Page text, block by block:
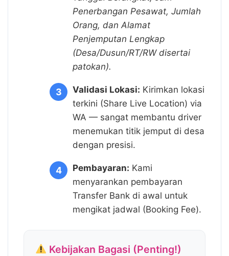
Penerbangan Pesawat, Jumlah
Orang, dan Alamat
Penjemputan Lengkap
(Desa/Dusun/RT/RW disertai
patokan).
Validasi Lokasi: Kirimkan lokasi
terkini (Share Live Location) via
WA — sangat membantu driver
menemukan titik jemput di desa
dengan presisi.
Pembayaran: Kami
menyarankan pembayaran
Transfer Bank di awal untuk
mengikat jadwal (Booking Fee).
Kebijakan Bagasi (Penting!)